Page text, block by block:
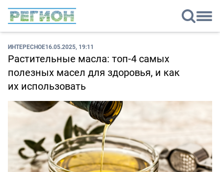
ИНТЕРЕСНОЕ16.05.2025, 19:11
Растительные масла: топ-4 самых
полезных масел для здоровья, и как
их использовать